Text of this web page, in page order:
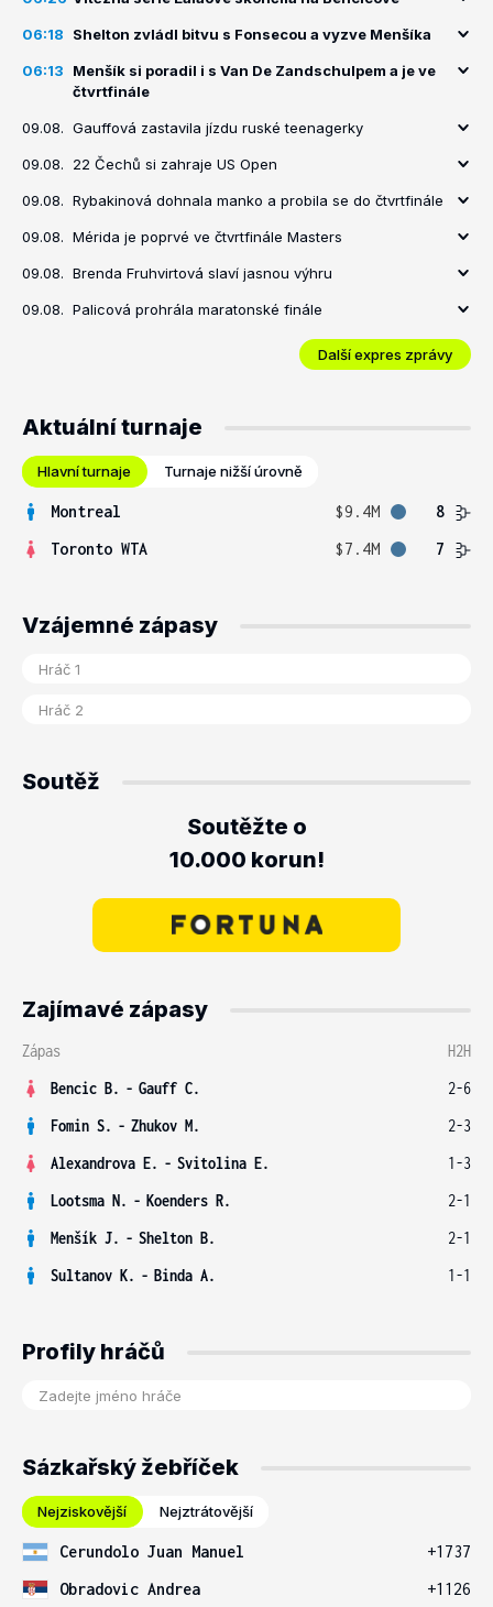
06:18 Shelton zvládl bitvu s Fonsecou a vyzve Menšíka
06:13
Menšík si poradil i s Van De Zandschulpem a je ve
čtvrtfinále
09.08. Gauffová zastavila jízdu ruské teenagerky
09.08. 22 Čechů si zahraje US Open
09.08. Rybakinová dohnala manko a probila se do čtvrtfinále
09.08. Mérida je poprvé ve čtvrtfinále Masters
09.08. Brenda Fruhvirtová slaví jasnou výhru
09.08. Palicová prohrála maratonské finále
Další expres zprávy
Aktuální turnaje
Hlavní turnaje Turnaje nižší úrovně
Montreal $9.4M
8
Toronto WTA
$7.4M 7
Vzájemné zápasy
Soutěž
Soutěžte o
10.000 korun!
Zajímavé zápasy
Zápas
H2H
Bencic B. - Gauff C.
2-6
Fomin S. - Zhukov M.
2-3
Alexandrova E. - Svitolina E.
1-3
Lootsma N. - Koenders R.
2-1
Menšík J. - Shelton B.
2-1
Sultanov K. - Binda A. 1-1
Profily hráčů
Sázkařský žebříček
Nejziskovější Nejztrátovější
Cerundolo Juan Manuel
+1737
Obradovic Andrea
+1126